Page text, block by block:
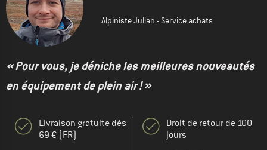
Alpiniste Julian - Service achats
« Pour vous, je déniche les meilleures nouveautés
en équipement de plein air ! »
Livraison gratuite dès
69 € (FR)
Droit de retour de 100
jours